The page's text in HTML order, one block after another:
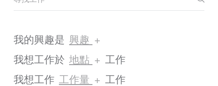
我的興趣是 興趣
我想工作於 地點
工作
我想工作 工作量 工作